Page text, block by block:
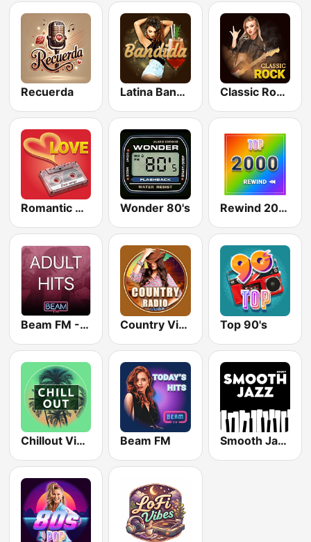
Recuerda Latina Bandida! Classic Rock Station
Romantic Vibes Wonder 80's Rewind 2000's
Beam FM - Adult Hits Country Vibes Top 90's
Chillout Vibes Beam FM Smooth Jazz - Groov